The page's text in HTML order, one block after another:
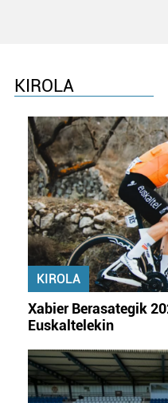
KIROLA
KIROLA
Xabier Berasategik
Euskaltelekin